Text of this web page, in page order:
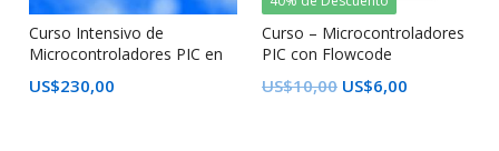
Curso Intensivo de
Microcontroladores PIC en
Lenguaje C
US$230,00
Curso – Microcontroladores
PIC con Flowcode
US$10,00 US$6,00